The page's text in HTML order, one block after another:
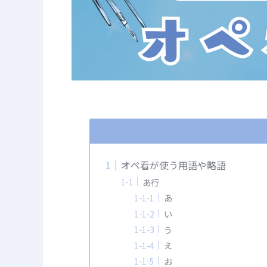
オペ看が使う用語や略語
あ行
あ
い
う
え
お